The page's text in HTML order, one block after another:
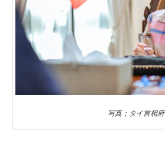
写真：タイ首相府